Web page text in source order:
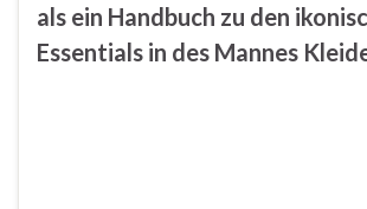
als ein Handbuch zu den
Essentials in des Mannes